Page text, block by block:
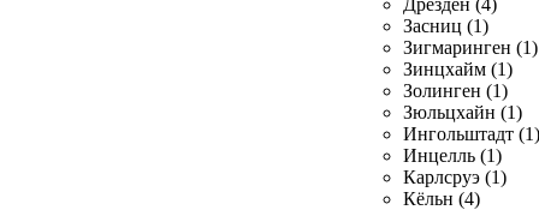
Дрезден (4)
Засниц (1)
Зигмаринген (1)
Зинцхайм (1)
Золинген (1)
Зюльцхайн (1)
Ингольштадт (1)
Инцелль (1)
Карлсруэ (1)
Кёльн (4)